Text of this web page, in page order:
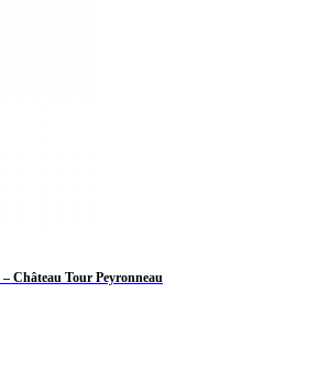
Château Tour Peyronneau